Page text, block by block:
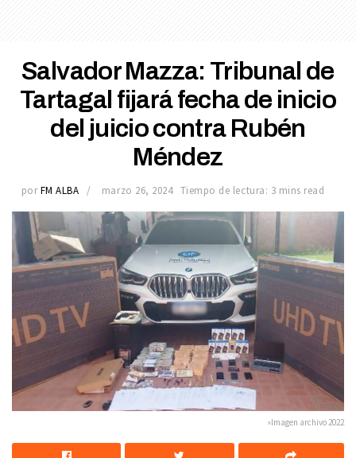
Salvador Mazza: Tribunal de
Tartagal fijará fecha de inicio
del juicio contra Rubén
Méndez
por FM ALBA marzo 26, 2024 Tiempo de lectura: 3 mins read
»Imagen archivo 2022